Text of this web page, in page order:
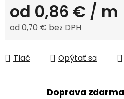
od 0,86 € / m
od0,70 € bez DPH
Tlač
Opýtať sa
Doprava zdarma